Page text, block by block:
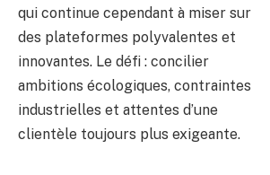
qui continue cependant à miser sur
des plateformes polyvalentes et
innovantes. Le défi : concilier
ambitions écologiques, contraintes
industrielles et attentes d’une
clientèle toujours plus exigeante.